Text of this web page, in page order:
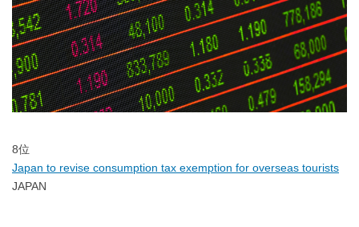
8位
Japan to revise consumption tax exemption for overseas tourists
JAPAN